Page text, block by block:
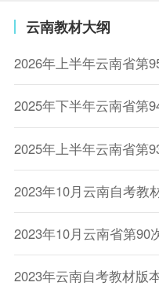
云南教材大纲
2025年上半年云南省第
2023年10月云南自考教
2023年云南自考教材版